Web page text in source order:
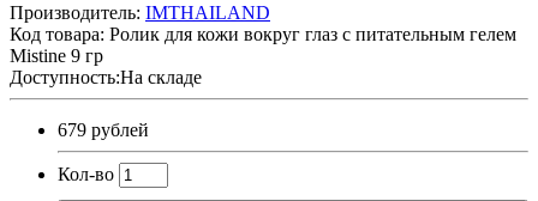
Производитель: IMTHAILAND
Код товара: Ролик для кожи вокруг глаз с питательным гелем
Mistine 9 гр
Доступность:На складе
679 рублей
Кол-во